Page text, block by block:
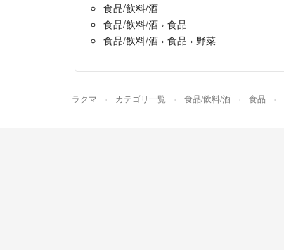
食品/飲料/酒
食品/飲料/酒 › 食品
食品/飲料/酒 › 食品 › 野菜
ラクマ カテゴリ一覧 食品/飲料/酒 食品